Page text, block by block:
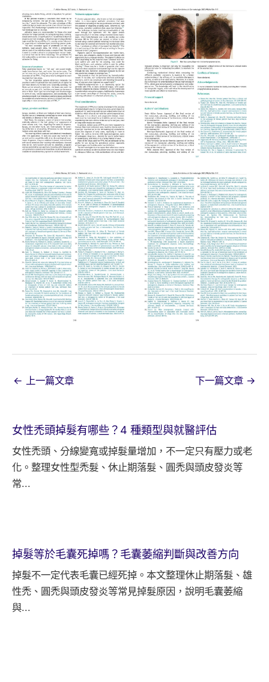
← 上一篇文章 下一篇文章 →
女性禿頭掉髮有哪些？4 種類型與就醫評估
女性禿頭、分線變寬或掉髮量增加，不一定只有壓力或老
化。整理女性型禿髮、休止期落髮、圓禿與頭皮發炎等
常...
掉髮等於毛囊死掉嗎？毛囊萎縮判斷與改善方向
掉髮不一定代表毛囊已經死掉。本文整理休止期落髮、雄
性禿、圓禿與頭皮發炎等常見掉髮原因，說明毛囊萎縮
與...